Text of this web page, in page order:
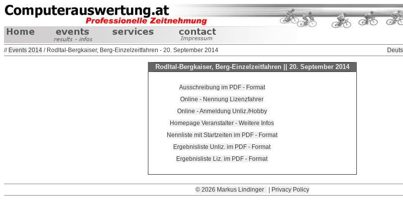
// Events 2014 / Rodltal-Bergkaiser, Berg-Einzelzeitfahren - 20. September 2014
Rodltal-Bergkaiser, Berg-Einzelzeitfahren || 20. September 2014
Ausschreibung im PDF - Format
Online - Nennung Lizenzfahrer
Online - Anmeldung Unliz./Hobby
Homepage Veranstalter - Weitere Infos
Nennliste mit Startzeiten im PDF - Format
Ergebnisliste Unliz. im PDF - Format
Ergebnisliste Liz. im PDF - Format
© 2026 Markus Lindinger Privacy Policy